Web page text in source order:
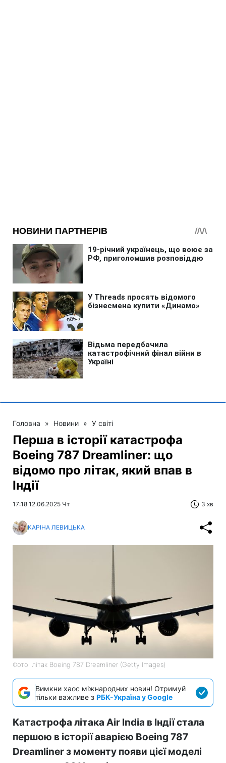
Головна » Новини » У світі
Перша в історії катастрофа
Boeing 787 Dreamliner: що
відомо про літак, який впав в
Індії
17:18 12.06.2025 Чт 3 хв
КАРІНА ЛЕВИЦЬКА
Фото: літак Boeing 787 Dreamliner (Getty Images)
Вимкни хаос міжнародних новин! Отримуй
тільки важливе з РБК-Україна у Google
Катастрофа літака Air India в Індії стала
першою в історії аварією Boeing 787
Dreamliner з моменту появи цієї моделі